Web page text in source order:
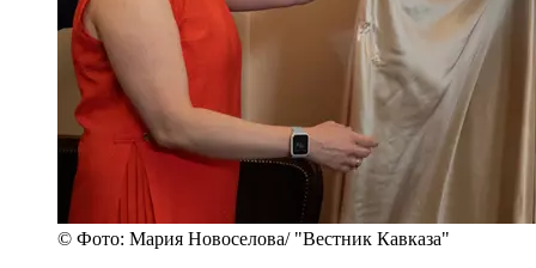
© Фото: Мария Новоселова/ "Вестник Кавказа"